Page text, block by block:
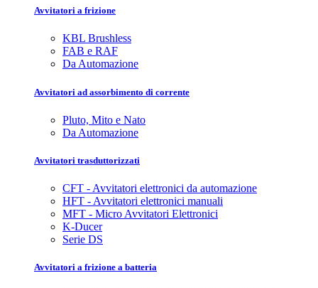
Avvitatori a frizione
KBL Brushless
FAB e RAF
Da Automazione
Avvitatori ad assorbimento di corrente
Pluto, Mito e Nato
Da Automazione
Avvitatori trasduttorizzati
CFT - Avvitatori elettronici da automazione
HFT - Avvitatori elettronici manuali
MFT - Micro Avvitatori Elettronici
K-Ducer
Serie DS
Avvitatori a frizione a batteria